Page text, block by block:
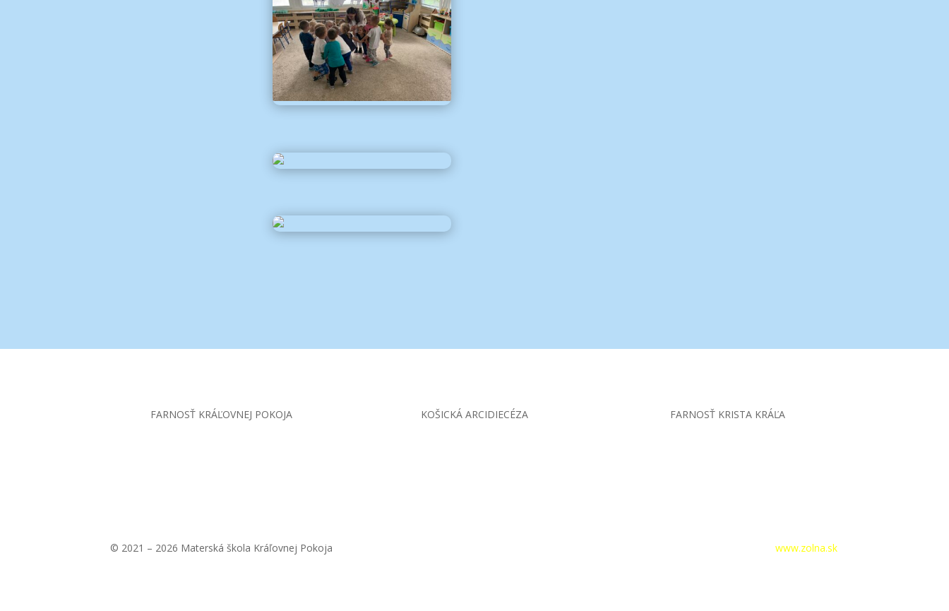
FARNOSŤ KRÁĽOVNEJ POKOJA KOŠICKÁ ARCIDIECÉZA FARNOSŤ KRISTA KRÁĽA
© 2021 – 2026 Materská škola Kráľovnej Pokoja Tvorba webstránok –www.zolna.sk